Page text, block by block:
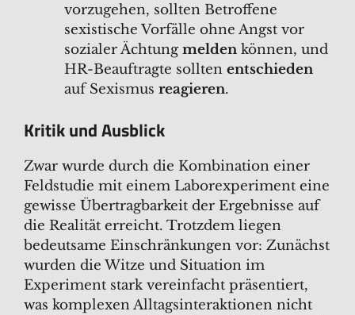
vorzugehen, sollten Betroffene
sexistische Vorfälle ohne Angst vor
sozialer Ächtungmelden können, und
HR-Beauftragte sollten entschieden
auf Sexismus reagieren.
Kritik und Ausblick
Zwar wurde durch die Kombination einer
Feldstudie mit einem Laborexperiment eine
gewisse Übertragbarkeit der Ergebnisse auf
die Realität erreicht. Trotzdem liegen
bedeutsame Einschränkungen vor: Zunächst
wurden die Witze und Situation im
Experiment stark vereinfacht präsentiert,
was komplexen Alltagsinteraktionen nicht